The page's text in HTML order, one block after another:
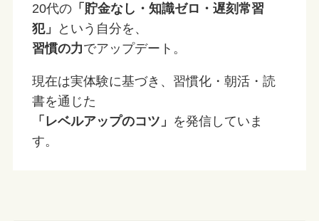
20代の「貯金なし・知識ゼロ・遅刻常習
犯」
という自分を、
習慣の力でアップデート。
現在は実体験に基づき、習慣化・朝活・読
書を通じた
「レベルアップのコツ」 を発信していま
す。